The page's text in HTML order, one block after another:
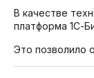
В качестве
платформа 1С-
Это позволило